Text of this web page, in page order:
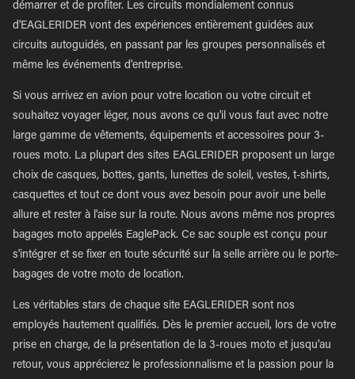
démarrer et de profiter. Les circuits mondialement connus
d'EAGLERIDER vont des expériences entièrement guidées aux
circuits autoguidés, en passant par les groupes personnalisés et
même les événements d'entreprise.
Si vous arrivez en avion pour votre location ou votre circuit et
souhaitez voyager léger, nous avons ce qu'il vous faut avec notre
large gamme de vêtements, équipements et accessoires pour 3-
roues moto. La plupart des sites EAGLERIDER proposent un large
choix de casques, bottes, gants, lunettes de soleil, vestes, t-shirts,
casquettes et tout ce dont vous avez besoin pour avoir une belle
allure et rester à l'aise sur la route. Nous avons même nos propres
bagages moto appelés EaglePack. Ce sac souple est conçu pour
s'intégrer et se fixer en toute sécurité sur la selle arrière ou le porte-
bagages de votre moto de location.
Les véritables stars de chaque site EAGLERIDER sont nos
employés hautement qualifiés. Dès le premier accueil, lors de votre
prise en charge, de la présentation de la 3-roues moto et jusqu'au
retour, vous apprécierez le professionnalisme et la passion pour la